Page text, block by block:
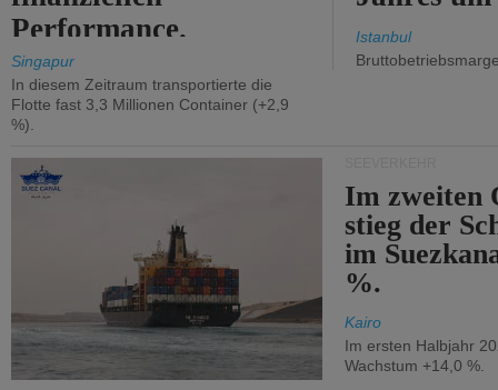
Performance.
Singapur
In diesem Zeitraum transportierte die
Flotte fast 3,3 Millionen Container (+2,9
%).
Istanbul
Im zweiten
stieg der
im
%.
Kairo
Im ersten Halbjahr
Wachstum +14,0 %.